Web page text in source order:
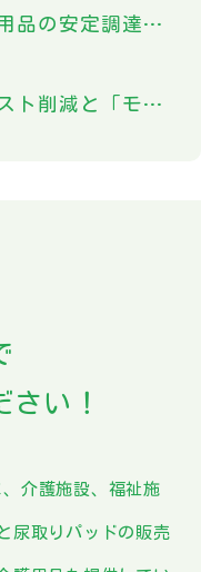
世界情勢が不安定な今、介護用品の安定調達について考えてみた
【施設購買・必見】おむつコスト削減と「モレ対策」を両立する選び方ガイド
い！
介護施設、福祉施
尿取りパッドの販売